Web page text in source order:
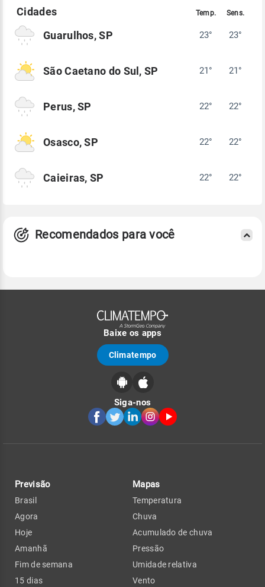
Guarulhos, SP 23° 23°
São Caetano do Sul, SP 21° 21°
Perus, SP 22° 22°
Osasco, SP 22° 22°
Caieiras, SP 22° 22°
Recomendados para você
Baixe os apps
Climatempo
Siga-nos
Previsão
Brasil
Agora
Hoje
Amanhã
Fim de semana
15 dias
Mapas
Temperatura
Chuva
Acumulado de chuva
Pressão
Umidade relativa
Vento